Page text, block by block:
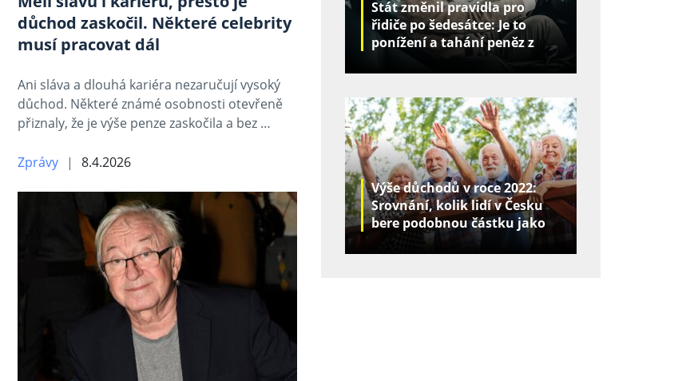
důchod zaskočil. Některé celebrity
musí pracovat dál
Ani sláva a dlouhá kariéra nezaručují vysoký
důchod. Některé známé osobnosti otevřeně
přiznaly, že je výše penze zaskočila a bez …
Zprávy 8.4.2026
Stát změnil pravidla pro
řidiče po šedesátce: Je to
ponížení a tahání peněz z
Výše důchodů v roce 2022:
Srovnání, kolik lidí v Česku
bere podobnou částku jako